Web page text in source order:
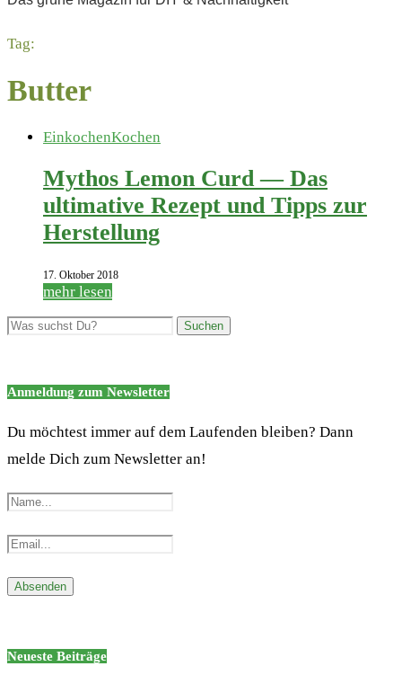
Tag:
Butter
EinkochenKochen
Mythos Lemon Curd — Das
ultimative Rezept und Tipps zur
Herstellung
17. Oktober 2018
mehr lesen
Anmeldung zum Newsletter
Du möchtest immer auf dem Laufenden bleiben? Dann
melde Dich zum Newsletter an!
Neueste Beiträge